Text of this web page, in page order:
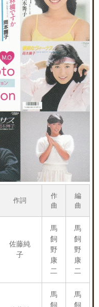
作詞
作
曲
編
曲
佐藤純
子
馬
飼
野
康
二
馬
飼
野
康
二
馬
飼
馬
飼